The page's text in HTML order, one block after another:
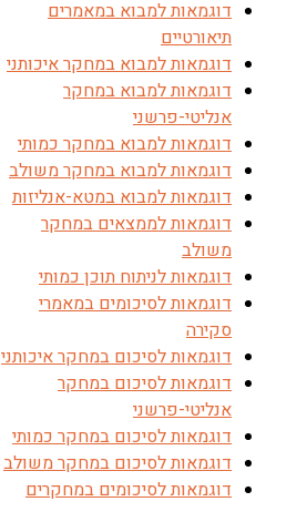
דוגמאות למבוא במאמרים
תיאורטיים
דוגמאות למבוא במחקר איכותני
דוגמאות למבוא במחקר
אנליטי-פרשני
דוגמאות למבוא במחקר כמותי
דוגמאות למבוא במחקר משולב
דוגמאות למבוא במטא-אנליזות
דוגמאות לממצאים במחקר
משולב
דוגמאות לניתוח תוכן כמותי
דוגמאות לסיכומים במאמרי
סקירה
דוגמאות לסיכום במחקר איכותני
דוגמאות לסיכום במחקר
אנליטי-פרשני
דוגמאות לסיכום במחקר כמותי
דוגמאות לסיכום במחקר משולב
דוגמאות לסיכומים במחקרים